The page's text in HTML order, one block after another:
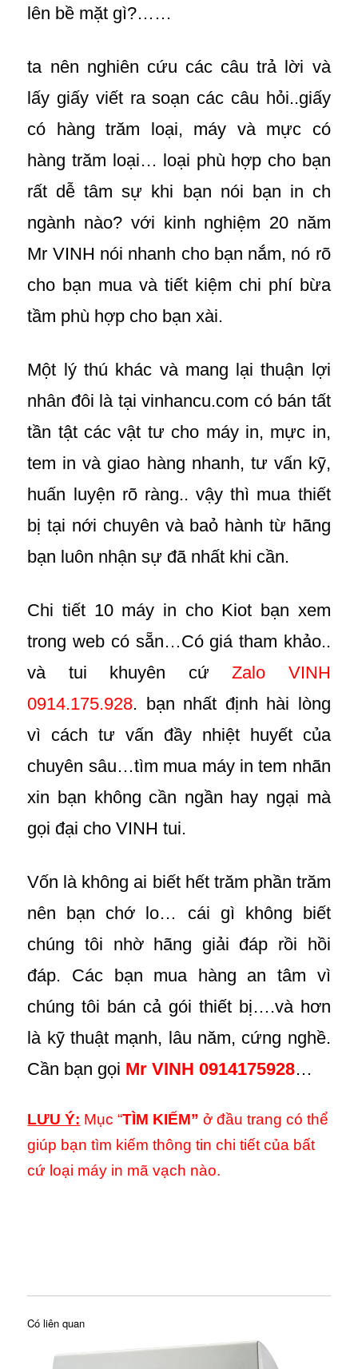
lên bề mặt gì?……
ta nên nghiên cứu các câu trả lời và
lấy giấy viết ra soạn các câu hỏi..giấy
có hàng trăm loại, máy và mực có
hàng trăm loại… loại phù hợp cho bạn
rất dễ tâm sự khi bạn nói bạn in ch
ngành nào? với kinh nghiệm 20 năm
Mr VINH nói nhanh cho bạn nắm, nó rõ
cho bạn mua và tiết kiệm chi phí bừa
tầm phù hợp cho bạn xài.
Một lý thú khác và mang lại thuận lợi
nhân đôi là tại vinhancu.com có bán tất
tần tật các vật tư cho máy in, mực in,
tem in và giao hàng nhanh, tư vấn kỹ,
huấn luyện rõ ràng.. vậy thì mua thiết
bị tại nới chuyên và baỏ hành từ hãng
bạn luôn nhận sự đã nhất khi cần.
Chi tiết 10 máy in cho Kiot bạn xem
trong web có sẵn…Có giá tham khảo..
và tui khuyên cứZalo VINH
0914.175.928. bạn nhất định hài lòng
vì cách tư vấn đầy nhiệt huyết của
chuyên sâu…tìm mua máy in tem nhãn
xin bạn không cần ngần hay ngại mà
gọi đại cho VINH tui.
Vốn là không ai biết hết trăm phần trăm
nên bạn chớ lo… cái gì không biết
chúng tôi nhờ hãng giải đáp rồi hồi
đáp. Các bạn mua hàng an tâm vì
chúng tôi bán cả gói thiết bị….và hơn
là kỹ thuật mạnh, lâu năm, cứng nghề.
Cần bạn gọi Mr VINH 0914175928…
LƯU Ý: Mục “TÌM KIẾM” ở đầu trang có thể
giúp bạn tìm kiếm thông tin chi tiết của bất
cứ loại máy in mã vạch nào.
Có liên quan